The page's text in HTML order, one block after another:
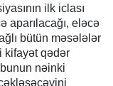
ilk iclası
aparılacağı, eləcə
bütün məsələlər
kifayət qədər
nəinki